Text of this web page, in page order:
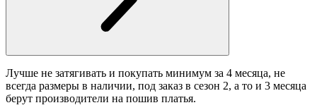
Лучше не затягивать и покупать минимум за 4 месяца, не
всегда размеры в наличии, под заказ в сезон 2, а то и 3 месяца
берут производители на пошив платья.